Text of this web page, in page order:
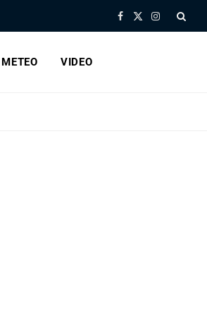
Facebook
X
Instagram
METEO VIDEO